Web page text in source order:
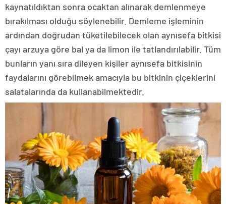
kaynatıldıktan sonra ocaktan alınarak demlenmeye
bırakılması olduğu söylenebilir. Demleme işleminin
ardından doğrudan tüketilebilecek olan aynısefa bitkisi
çayı arzuya göre bal ya da limon ile tatlandırılabilir. Tüm
bunların yanı sıra dileyen kişiler aynısefa bitkisinin
faydalarını görebilmek amacıyla bu bitkinin çiçeklerini
salatalarında da kullanabilmektedir.